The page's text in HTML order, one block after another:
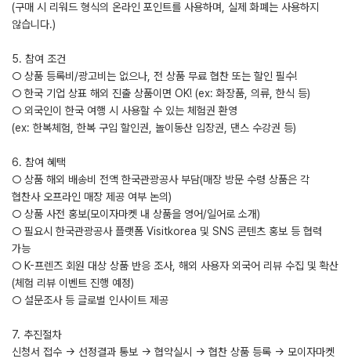
(구매 시 리워드 형식의 온라인 포인트를 사용하며, 실제 화폐는 사용하지
않습니다.)
5. 참여 조건
○ 상품 등록비/광고비는 없으나, 전 상품 무료 협찬 또는 할인 필수!
○ 한국 기업 상표 해외 진출 상품이면 OK! (ex: 화장품, 의류, 한식 등)
○ 외국인이 한국 여행 시 사용할 수 있는 체험권 환영
(ex: 한복체험, 한복 구입 할인권, 놀이동산 입장권, 댄스 수강권 등)
6. 참여 혜택
○ 상품 해외 배송비 전액 한국관광공사 부담(매장 방문 수령 상품은 각
협찬사 오프라인 매장 제공 여부 논의)
○ 상품 사전 홍보(모이자마켓 내 상품을 영어/일어로 소개)
○ 필요시 한국관광공사 플랫폼 Visitkorea 및 SNS 콘텐츠 홍보 등 협력
가능
○ K-프렌즈 회원 대상 상품 반응 조사, 해외 사용자 외국어 리뷰 수집 및 확산
(체험 리뷰 이벤트 진행 예정)
○ 설문조사 등 글로벌 인사이트 제공
7. 추진절차
신청서 접수 → 선정결과 통보 → 협약실시 → 협찬 상품 등록 → 모이자마켓